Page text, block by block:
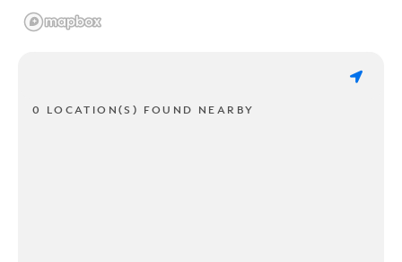
0 LOCATION(S) FOUND NEARBY